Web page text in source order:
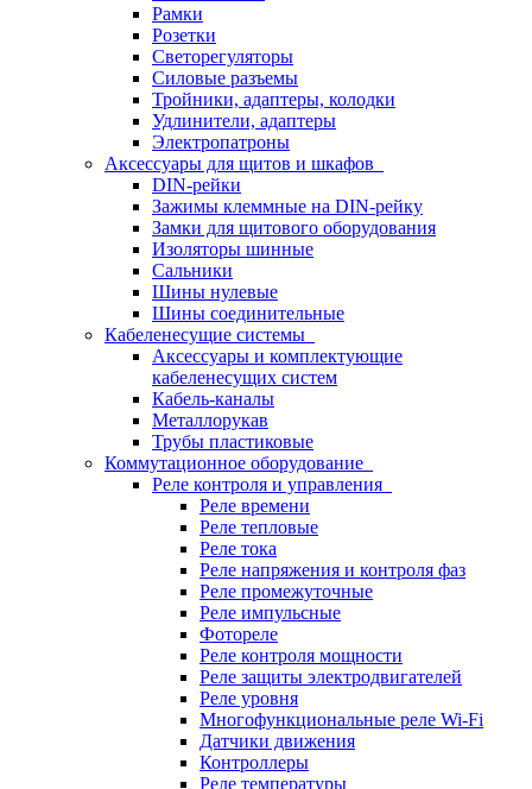
Рамки
Розетки
Светорегуляторы
Силовые разъемы
Тройники, адаптеры, колодки
Удлинители, адаптеры
Электропатроны
Аксессуары для щитов и шкафов
DIN-рейки
Зажимы клеммные на DIN-рейку
Замки для щитового оборудования
Изоляторы шинные
Сальники
Шины нулевые
Шины соединительные
Кабеленесущие системы
Аксессуары и комплектующие
кабеленесущих систем
Кабель-каналы
Металлорукав
Трубы пластиковые
Коммутационное оборудование
Реле контроля и управления
Реле времени
Реле тепловые
Реле тока
Реле напряжения и контроля фаз
Реле промежуточные
Реле импульсные
Фотореле
Реле контроля мощности
Реле защиты электродвигателей
Реле уровня
Многофункциональные реле Wi-Fi
Датчики движения
Контроллеры
Реле температуры